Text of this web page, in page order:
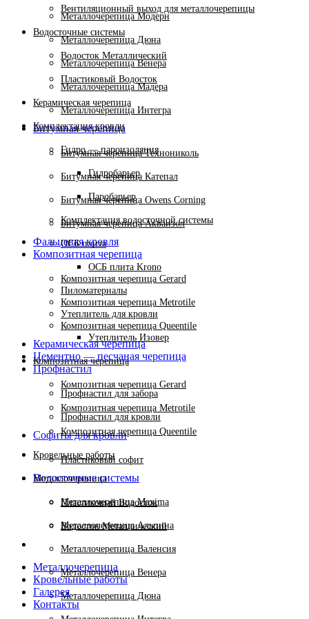
Вентиляционный выход для металлочерепицы
Водосточные системы
Водосток Металлический
Пластиковый Водосток
Керамическая черепица
Комплектация кровли
Гидро — пароизоляция
Гидробарьер
Паробарьер
Комплектация водосточной системы
ОСБ плита
ОСБ плита Krono
Пиломатериалы
Утеплитель для кровли
Утеплитель Изовер
Композитная черепица
Композитная черепица Gerard
Композитная черепица Metrotile
Композитная черепица Queentile
Кровельные работы
Металлочерепица
Металлочерепица Maxima
Металлочерепица Альпина
Металлочерепица Валенсия
Металлочерепица Венера
Металлочерепица Дюна
Металлочерепица Модерн
Металлочерепица Дюна
Металлочерепица Венера
Металлочерепица Мадера
Металлочерепица Интегра
Битумная черепица
Битумная черепица Технониколь
Битумная черепица Катепал
Битумная черепица Owens Corning
Битумная черепица Акваизол
Фальцевая кровля
Композитная черепица
Композитная черепица Gerard
Композитная черепица Metrotile
Композитная черепица Queentile
Керамическая черепица
Цементно — песчаная черепица
Профнастил
Профнастил для забора
Профнастил для кровли
Софиты для кровли
Пластиковый софит
Водосточные системы
Пластиковый Водосток
Водосток Металлический
Металлочерепица
Кровельные работы
Галерея
Контакты
Нажмите, чтобы увеличить